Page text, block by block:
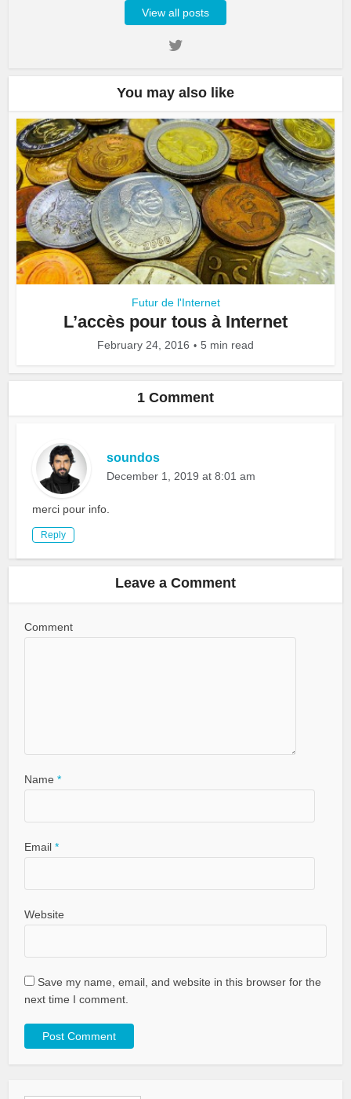
View all posts
You may also like
Futur de l'Internet
L’accès pour tous à Internet
February 24, 2016 5 min read
1 Comment
soundos
December 1, 2019 at 8:01 am
merci pour info.
Reply
Leave a Comment
Comment
Name *
Email *
Website
Save my name, email, and website in this browser for the
next time I comment.